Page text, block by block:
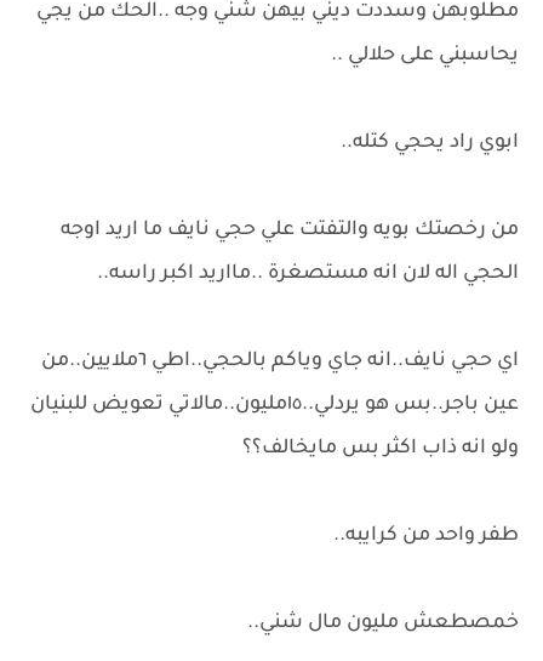
مطلوبهن وسددت ديني بيهن شني وجه ..الحك من يجي
يحاسبني على حلالي ..
ابوي راد يحجي كتله..
من رخصتك بويه والتفتت علي حجي نايف ما اريد اوجه
الحجي اله لان انه مستصغرة ..مااريد اكبر راسه..
اي حجي نايف..انه جاي وياكم بالحجي..اطي ٦ملايين..من
عين باجر..بس هو يردلي..١٥مليون..مالاتي تعويض للبنيان
ولو انه ذاب اكثر بس مايخالف؟؟
طفر واحد من كرايبه..
خمصطعش مليون مال شني..